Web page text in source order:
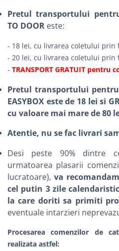
Pretul transportului
TO DOOR este:
- 18 lei, cu livrarea coletului prin
- 20 lei, cu livrarea coletului prin
- TRANSPORT GRATUIT pentru
Pretul transportului
EASYBOX este de 18 lei si
cu valoare mai mare de 80
Atentie, nu se fac livrari
Desi peste 90% dintre
urmatoarea plasarii
lucratoare),va
cel putin 3 zile
la care doriti sa primiti
eventuale intarzieri
Procesarea comenzilor de
realizata astfel: